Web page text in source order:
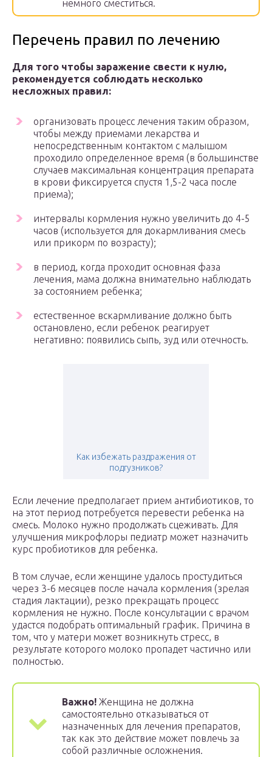
немного сместиться.
Перечень правил по лечению
Для того чтобы заражение свести к нулю,
рекомендуется соблюдать несколько
несложных правил:
организовать процесс лечения таким образом,
чтобы между приемами лекарства и
непосредственным контактом с малышом
проходило определенное время (в большинстве
случаев максимальная концентрация препарата
в крови фиксируется спустя 1,5-2 часа после
приема);
интервалы кормления нужно увеличить до 4-5
часов (используется для докармливания смесь
или прикорм по возрасту);
в период, когда проходит основная фаза
лечения, мама должна внимательно наблюдать
за состоянием ребенка;
естественное вскармливание должно быть
остановлено, если ребенок реагирует
негативно: появились сыпь, зуд или отечность.
Как избежать раздражения от
подгузников?
Если лечение предполагает прием антибиотиков, то
на этот период потребуется перевести ребенка на
смесь. Молоко нужно продолжать сцеживать. Для
улучшения микрофлоры педиатр может назначить
курс пробиотиков для ребенка.
В том случае, если женщине удалось простудиться
через 3-6 месяцев после начала кормления (зрелая
стадия лактации), резко прекращать процесс
кормления не нужно. После консультации с врачом
удастся подобрать оптимальный график. Причина в
том, что у матери может возникнуть стресс, в
результате которого молоко пропадет частично или
полностью.
Важно! Женщина не должна
самостоятельно отказываться от
назначенных для лечения препаратов,
так как это действие может повлечь за
собой различные осложнения.